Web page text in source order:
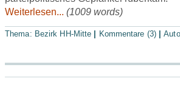
Weiterlesen... (1009 words)
Thema: Bezirk HH-Mitte Kommentare (3)|